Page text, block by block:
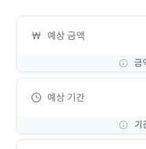
예상 금액
금
예상 기간
기